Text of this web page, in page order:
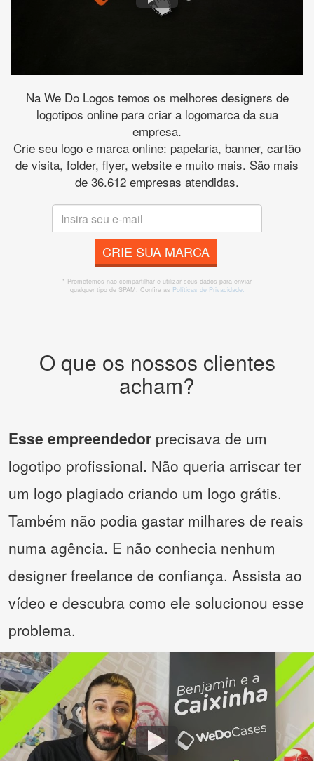
Na We Do Logos temos os melhores designers de
logotipos online para criar a logomarca da sua
empresa.
Crie seu logo e marca online: papelaria, banner, cartão
de visita, folder, flyer, website e muito mais. São mais
de 36.612 empresas atendidas.
CRIE SUA MARCA
* Prometemos não compartilhar e utilizar seus dados para enviar
qualquer tipo de SPAM. Confira as Políticas de Privacidade.
O que os nossos clientes
acham?
Esse empreendedor precisava de um
logotipo profissional. Não queria arriscar ter
um logo plagiado criando um logo grátis.
Também não podia gastar milhares de reais
numa agência. E não conhecia nenhum
designer freelance de confiança. Assista ao
vídeo e descubra como ele solucionou esse
problema.